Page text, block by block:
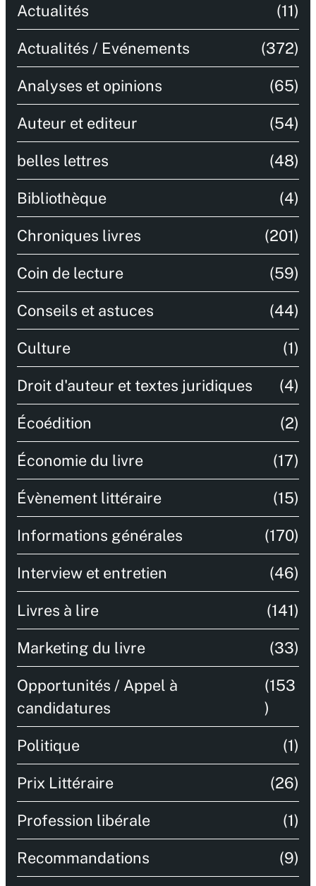
Actualités (11)
Actualités / Evénements (372)
Analyses et opinions (65)
Auteur et editeur (54)
belles lettres (48)
Bibliothèque (4)
Chroniques livres (201)
Coin de lecture (59)
Conseils et astuces (44)
Culture (1)
Droit d'auteur et textes juridiques (4)
Écoédition (2)
Économie du livre (17)
Évènement littéraire (15)
Informations générales (170)
Interview et entretien (46)
Livres à lire (141)
Marketing du livre (33)
Opportunités / Appel à
candidatures
(153
)
Politique (1)
Prix Littéraire (26)
Profession libérale (1)
Recommandations (9)